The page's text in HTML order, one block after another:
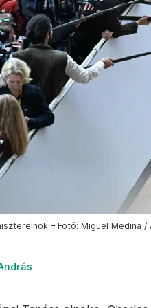
– Fotó: Miguel Medina /